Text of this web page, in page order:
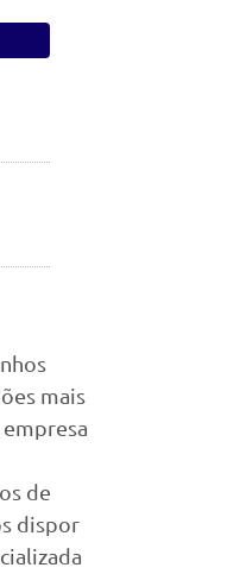
mais
de
dispor